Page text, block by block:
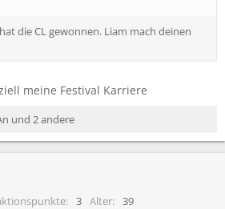
die CL gewonnen. Liam mach deinen
meine Festival Karriere
und 2 andere
3 Alter 39